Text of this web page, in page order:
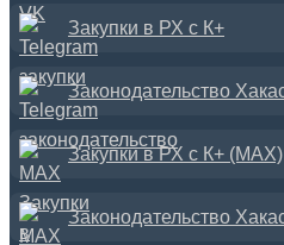
Закупки в РХ с К+
Законодательство
Закупки в РХ с К+ (MAX)
Законодательство